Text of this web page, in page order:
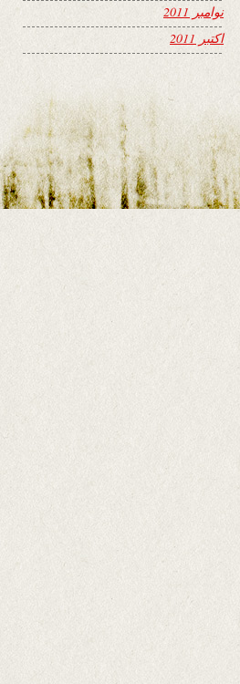
نوامبر 2011
اکتبر 2011